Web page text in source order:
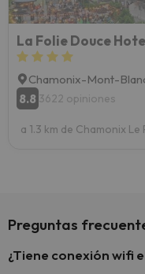
La Folie Douce
Chamonix-Mont-
8.8 3622 opiniones
a 1.3 km de Chamonix Le
Preguntas
¿Tiene conexión wifi